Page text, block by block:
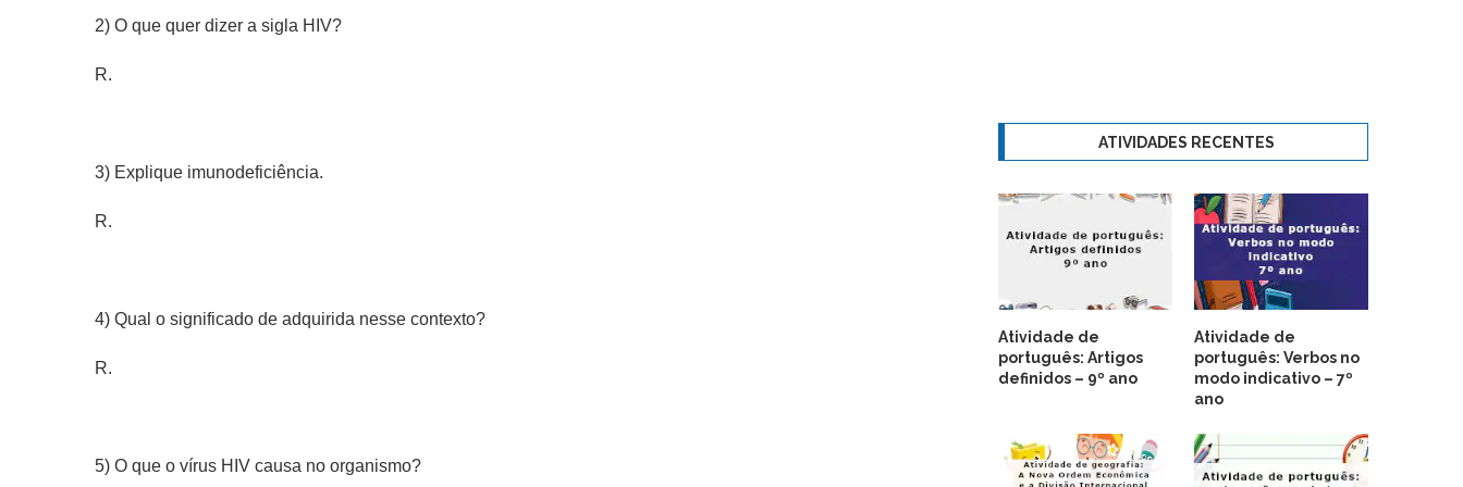
2) O que quer dizer a sigla HIV?
R.
3) Explique imunodeficiência.
R.
4) Qual o significado de adquirida nesse contexto?
R.
5) O que o vírus HIV causa no organismo?
ATIVIDADES RECENTES
Atividade de
português: Artigos
definidos – 9º ano
Atividade de
português: Verbos no
modo indicativo – 7º
ano